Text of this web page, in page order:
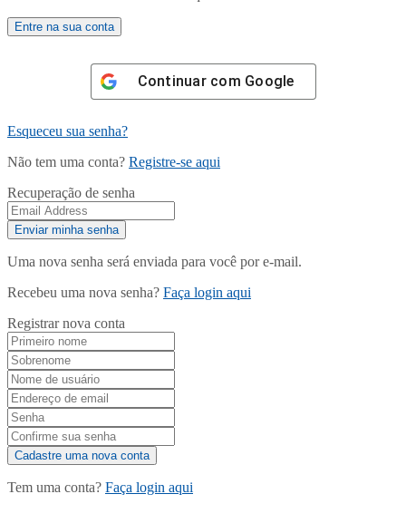
Continuar com Google
Esqueceu sua senha?
Não tem uma conta? Registre-se aqui
Recuperação de senha
Uma nova senha será enviada para você por e-mail.
Recebeu uma nova senha? Faça login aqui
Registrar nova conta
Tem uma conta? Faça login aqui